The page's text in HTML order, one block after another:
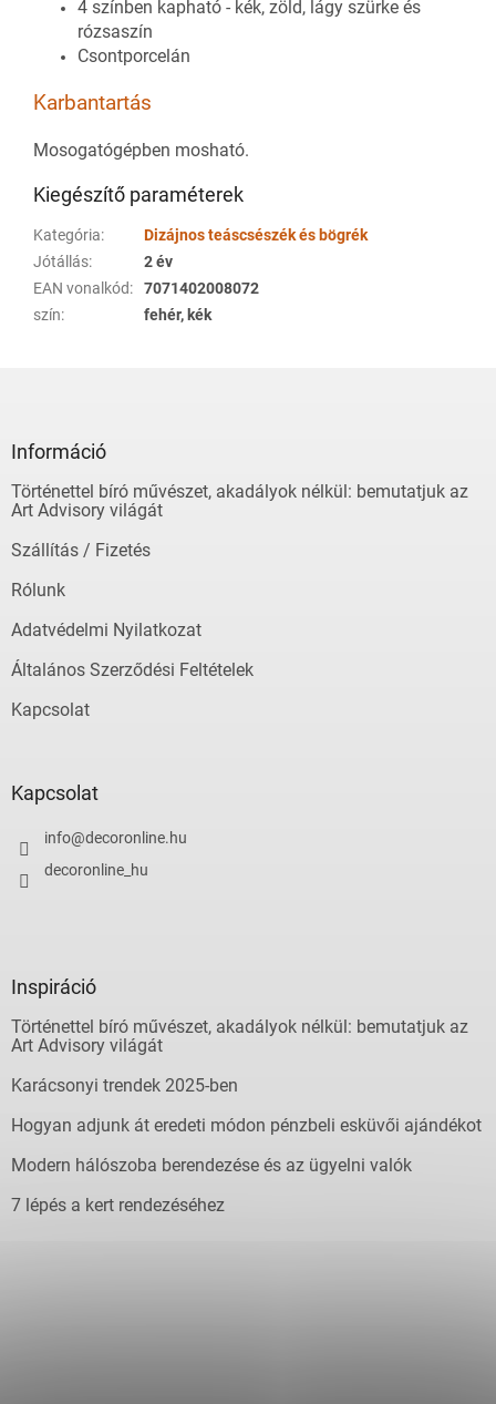
4 színben kapható - kék, zöld, lágy szürke és
rózsaszín
Csontporcelán
Karbantartás
Mosogatógépben mosható.
Kiegészítő paraméterek
Kategória:
Dizájnos teáscsészék és bögrék
Jótállás:
2 év
EAN vonalkód:
7071402008072
szín: fehér, kék
Információ
Történettel bíró művészet, akadályok nélkül: bemutatjuk az
Art Advisory világát
Szállítás / Fizetés
Rólunk
Adatvédelmi Nyilatkozat
Általános Szerződési Feltételek
Kapcsolat
Kapcsolat
info@decoronline.hu
decoronline_hu
Inspiráció
Történettel bíró művészet, akadályok nélkül: bemutatjuk az
Art Advisory világát
Karácsonyi trendek 2025-ben
Hogyan adjunk át eredeti módon pénzbeli esküvői ajándékot
Modern hálószoba berendezése és az ügyelni valók
7 lépés a kert rendezéséhez